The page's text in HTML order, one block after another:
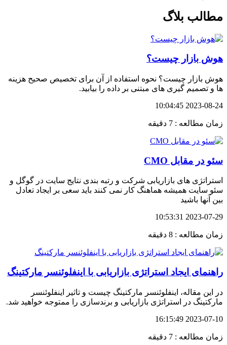
مطالب بلاگ
هوش بازار چیست؟
هوش بازار چیست؟ نحوه استفاده از آن برای تخصیص صحیح هزینه
ها و تصمیم گیری های مبتنی بر داده را بیابید.
2023-08-24 10:04:45
زمان مطالعه : 7 دقیقه
سئو در مقابل CMO
استراتژی های بازاریابی شرکت و رتبه بندی نتایج سایت در گوگل و
سئو سایت همیشه هماهنگ کار نمی کنند باید سعی بر ایجاد تعادل
بین آنها باشید
2023-07-29 10:53:31
زمان مطالعه : 8 دقیقه
راهنمای ایجاد استراتژی بازاریابی با اینفلوئنسر مارکتینگ
در این مقاله، اینفلوئنسر مارکتینگ چیست و تاثیر اینفلوئنسر
مارکتینگ در استراتژی بازاریابی و برندسازی را ممتوجه خواهید شد.
2023-07-10 16:15:49
زمان مطالعه : 7 دقیقه